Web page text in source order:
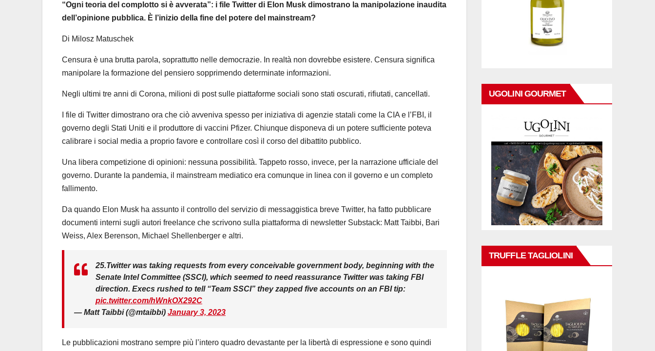
“Ogni teoria del complotto si è avverata”: i file Twitter di Elon Musk dimostrano la manipolazione inaudita
dell’opinione pubblica. È l’inizio della fine del potere del mainstream?
Di Milosz Matuschek
Censura è una brutta parola, soprattutto nelle democrazie. In realtà non dovrebbe esistere. Censura significa
manipolare la formazione del pensiero sopprimendo determinate informazioni.
Negli ultimi tre anni di Corona, milioni di post sulle piattaforme sociali sono stati oscurati, rifiutati, cancellati.
I file di Twitter dimostrano ora che ciò avveniva spesso per iniziativa di agenzie statali come la CIA e l’FBI, il
governo degli Stati Uniti e il produttore di vaccini Pfizer. Chiunque disponeva di un potere sufficiente poteva
calibrare i social media a proprio favore e controllare così il corso del dibattito pubblico.
Una libera competizione di opinioni: nessuna possibilità. Tappeto rosso, invece, per la narrazione ufficiale del
governo. Durante la pandemia, il mainstream mediatico era comunque in linea con il governo e un completo
fallimento.
Da quando Elon Musk ha assunto il controllo del servizio di messaggistica breve Twitter, ha fatto pubblicare
documenti interni sugli autori freelance che scrivono sulla piattaforma di newsletter Substack: Matt Taibbi, Bari
Weiss, Alex Berenson, Michael Shellenberger e altri.
25.Twitter was taking requests from every conceivable government body, beginning with the
Senate Intel Committee (SSCI), which seemed to need reassurance Twitter was taking FBI
direction. Execs rushed to tell “Team SSCI” they zapped five accounts on an FBI tip:
pic.twitter.com/hWnkOX292C
— Matt Taibbi (@mtaibbi) January 3, 2023
Le pubblicazioni mostrano sempre più l’intero quadro devastante per la libertà di espressione e sono quindi
UGOLINI GOURMET
TRUFFLE TAGLIOLINI